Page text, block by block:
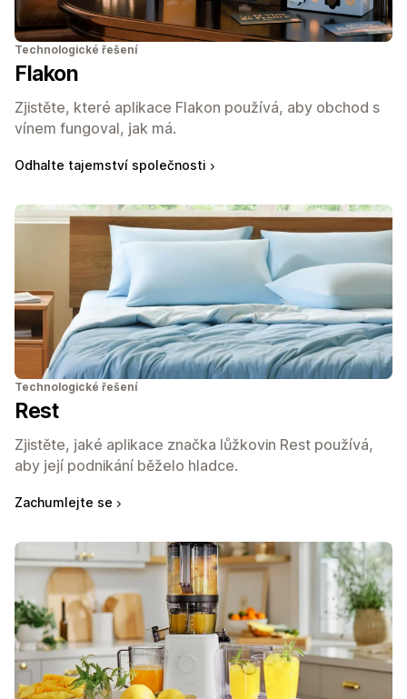
Technologické řešení
Flakon
Zjistěte, které aplikace Flakon používá, aby obchod s
vínem fungoval, jak má.
Odhalte tajemství společnosti
Technologické řešení
Rest
Zjistěte, jaké aplikace značka lůžkovin Rest používá,
aby její podnikání běželo hladce.
Zachumlejte se